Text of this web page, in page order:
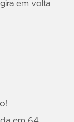
em volta